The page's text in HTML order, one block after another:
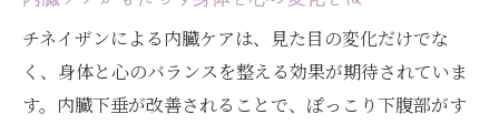
チネイザンによる内臓ケアは、見た目の変化だけでな
く、身体と心のバランスを整える効果が期待されていま
す。内臓下垂が改善されることで、ぽっこり下腹部がす